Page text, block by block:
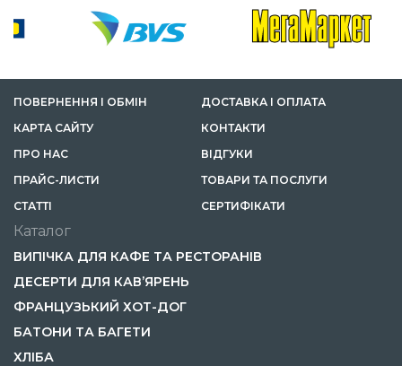
ПОВЕРНЕННЯ І ОБМІН
ДОСТАВКА І ОПЛАТА
КАРТА САЙТУ
КОНТАКТИ
ПРО НАС
ВІДГУКИ
ПРАЙС-ЛИСТИ
ТОВАРИ ТА ПОСЛУГИ
СТАТТІ
СЕРТИФІКАТИ
Каталог
ВИПІЧКА ДЛЯ КАФЕ ТА РЕСТОРАНІВ
ДЕСЕРТИ ДЛЯ КАВ’ЯРЕНЬ
ФРАНЦУЗЬКИЙ ХОТ-ДОГ
БАТОНИ ТА БАГЕТИ
ХЛІБА